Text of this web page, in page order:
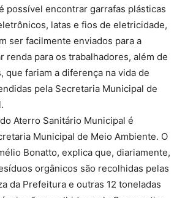
possível encontrar garrafas plásticas
latas e fios de eletricidade,
ser facilmente enviados para a
renda para os trabalhadores, além de
que fariam a diferença na vida de
pela Secretaria Municipal de
Aterro Sanitário Municipal é
Municipal de Meio Ambiente. O
Bonatto, explica que, diariamente,
orgânicos são recolhidas pelas
da Prefeitura e outras 12 toneladas